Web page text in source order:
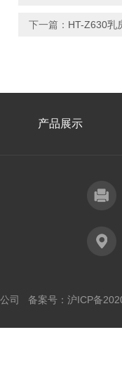
下一篇： HT-Z630乳
产品展示
司 备案号： 沪ICP备